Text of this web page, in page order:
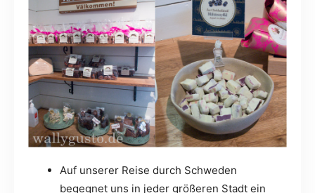
Auf unserer Reise durch Schweden
begegnet uns in jeder größeren Stadt ein